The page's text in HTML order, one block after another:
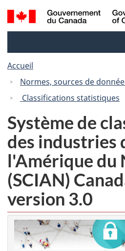
au
à
Recherche
et
Accueil
Normes, sources de
Classifications statistiques
Système de
des industries
l'Amérique du
(SCIAN)
version 3.0